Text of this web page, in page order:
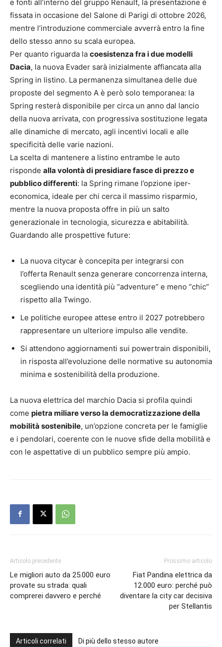
e fonti all’interno del gruppo Renault, la presentazione è
fissata in occasione del Salone di Parigi di ottobre 2026,
mentre l’introduzione commerciale avverrà entro la fine
dello stesso anno su scala europea.
Per quanto riguarda la coesistenza fra i due modelli
Dacia, la nuova Evader sarà inizialmente affiancata alla
Spring in listino. La permanenza simultanea delle due
proposte del segmento A è però solo temporanea: la
Spring resterà disponibile per circa un anno dal lancio
della nuova arrivata, con progressiva sostituzione legata
alle dinamiche di mercato, agli incentivi locali e alle
specificità delle varie nazioni.
La scelta di mantenere a listino entrambe le auto
risponde alla volontà di presidiare fasce di prezzo e
pubblico differenti: la Spring rimane l’opzione iper-
economica, ideale per chi cerca il massimo risparmio,
mentre la nuova proposta offre in più un salto
generazionale in tecnologia, sicurezza e abitabilità.
Guardando alle prospettive future:
La nuova citycar è concepita per integrarsi con
l’offerta Renault senza generare concorrenza interna,
scegliendo una identità più “adventure” e meno “chic”
rispetto alla Twingo.
Le politiche europee attese entro il 2027 potrebbero
rappresentare un ulteriore impulso alle vendite.
Si attendono aggiornamenti sui powertrain disponibili,
in risposta all’evoluzione delle normative su autonomia
minima e sostenibilità della produzione.
La nuova elettrica del marchio Dacia si profila quindi
come pietra miliare verso la democratizzazione della
mobilità sostenibile, un’opzione concreta per le famiglie
e i pendolari, coerente con le nuove sfide della mobilità e
con le aspettative di un pubblico sempre più ampio.
Articolo precedente
Le migliori auto da 25.000 euro
provate su strada: quali
comprerei davvero e perché
Prossimo articolo
Fiat Pandina elettrica da
12.000 euro: perché può
diventare la city car decisiva
per Stellantis
Articoli correlati Di più dello stesso autore